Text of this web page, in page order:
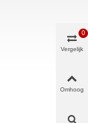
Vergelijk
0
Omhoog